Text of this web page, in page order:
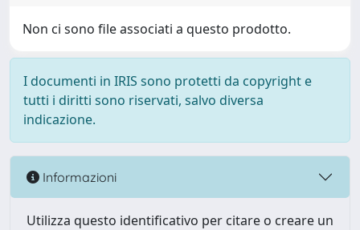
Non ci sono file associati a questo prodotto.
I documenti in IRIS sono protetti da copyright e
tutti i diritti sono riservati, salvo diversa
indicazione.
Informazioni
Utilizza questo identificativo per citare o creare un